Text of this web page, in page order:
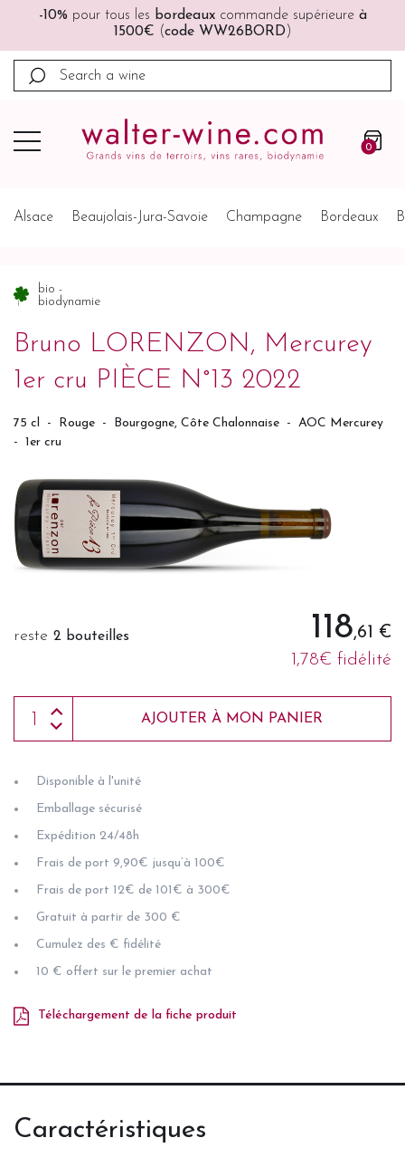
🚚🚚 Port offertà partir de 200€ (France, Allemagne,
Belgique, Pays-Bas)
0
Alsace Beaujolais-Jura-Savoie Champagne Bordeaux
bio -
biodynamie
Bruno LORENZON, Mercurey
1er cru PIÈCE N°13 2022
75 cl - Rouge - Bourgogne, Côte Chalonnaise - AOC Mercurey
- 1er cru
reste 2 bouteilles 118,61 €
1,78€ fidélité
AJOUTER À MON PANIER
Disponible à l'unité
Emballage sécurisé
Expédition 24/48h
Frais de port 9,90€ jusqu’à 100€
Frais de port 12€ de 101€ à 300€
Gratuit à partir de 300 €
Cumulez des € fidélité
10 € offert sur le premier achat
Téléchargement de la fiche produit
Caractéristiques